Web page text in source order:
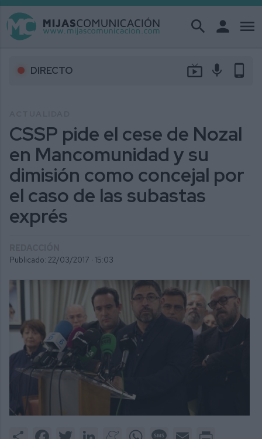
search person menu
DIRECTO live_tv mic phone_android
CSSP pide el cese de Nozal
en Mancomunidad y su
dimisión como concejal por
el caso de las subastas
exprés
Publicado: 22/03/2017 · 15:03
Share FacebookTwitter LinkedInMeneameWhatsAppMessage
Email